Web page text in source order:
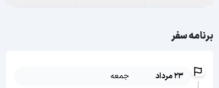
برنامه سفر
23 مرداد جمعه